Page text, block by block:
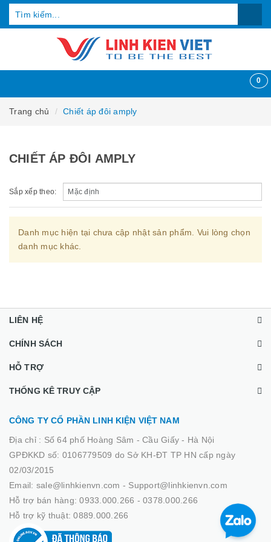
0
Trang chủ Chiết áp đôi amply
CHIẾT ÁP ĐÔI AMPLY
Sắp xếp theo:
Danh mục hiện tại chưa cập nhật sản phẩm. Vui lòng chọn
danh mục khác.
LIÊN HỆ
CHÍNH SÁCH
HỖ TRỢ
THỐNG KÊ TRUY CẬP
CÔNG TY CỔ PHẦN LINH KIỆN VIỆT NAM
Địa chỉ : Số 64 phố Hoàng Sâm - Cầu Giấy - Hà Nội
GPĐKKD số: 0106779509 do Sở KH-ĐT TP HN cấp ngày
02/03/2015
Email: sale@linhkienvn.com - Support@linhkienvn.com
Hỗ trợ bán hàng: 0933.000.266 - 0378.000.266
Hỗ trợ kỹ thuật: 0889.000.266